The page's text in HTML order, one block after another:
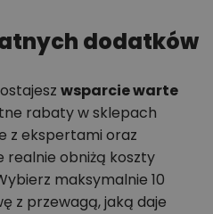
dodatków
wsparcie warte
rabaty w sklepach
z ekspertami oraz
obniżą koszty
maksymalnie 10
z przewagą, jaką daje